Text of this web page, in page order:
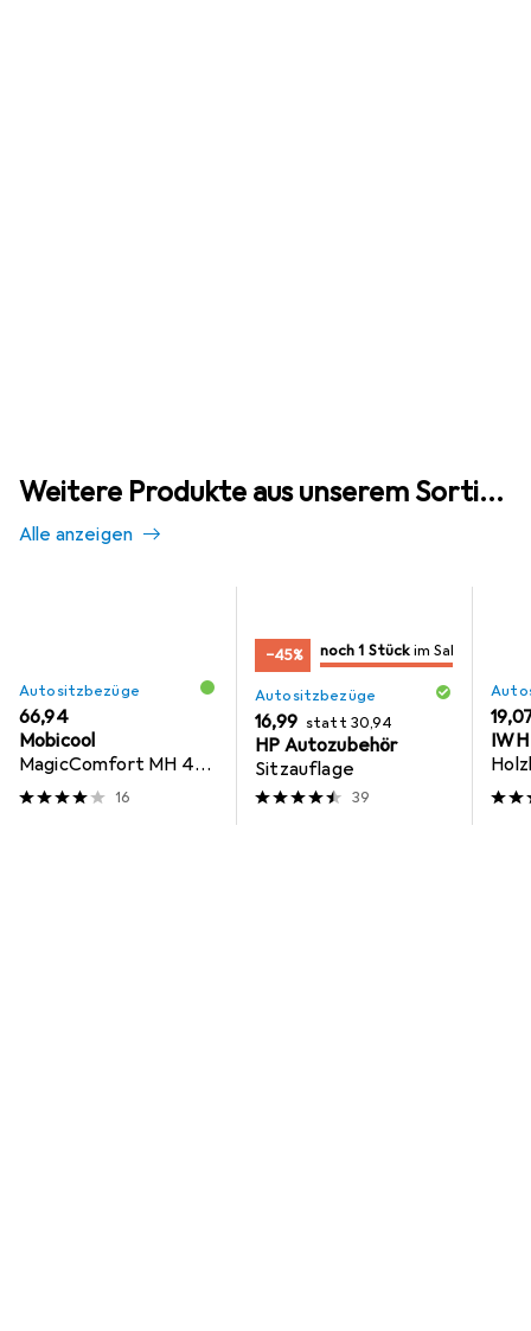
Weitere Produkte aus unserem Sortiment
Alle anzeigen
Autositzbezüge
EUR
66,94
Mobicool
MagicComfort MH 40S
Sitzheizung16
−45% noch 1 Stück im Sale
Autositzbezüge
EUR
16,99 statt EUR
30,94
HP Autozubehör
Sitzauflage
39
EUR
IWH